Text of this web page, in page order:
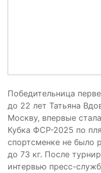
Победительница
до 22 лет Татьяна
Москву, впервые
Кубка ФСР-2025 по
спортсменке не было
до 73 кг. После
интервью пресс-